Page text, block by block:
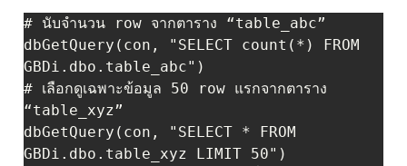
# นับจำนวน row จากตาราง “table_abc”
dbGetQuery(con, "SELECT count(*) FROM
GBDi.dbo.table_abc")
# เลือกดูเฉพาะข้อมูล 50 row แรกจากตาราง
“table_xyz”
dbGetQuery(con, "SELECT * FROM
GBDi.dbo.table_xyz LIMIT 50")